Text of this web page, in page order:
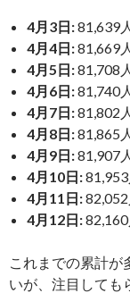
4月3日:81,639
4月4日:81,669
4月5日:81,708
4月6日:81,740
4月7日:81,802
4月8日:81,865
4月9日:81,907
4月10日:
4月11日:
4月12日:
これまでの累計が
いが、注目しても